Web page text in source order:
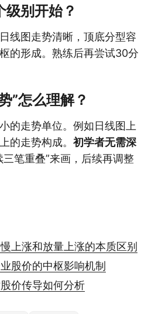
级别开始？
线图走势清晰，顶底分型容
的形成。熟练后再尝试30分
”怎么理解？
的走势单位。例如日线图上
的走势构成。 初学者无需深
三笔重叠”来画，后续再调整
上涨和放量上涨的本质区别
股价的中枢影响机制
价传导如何分析